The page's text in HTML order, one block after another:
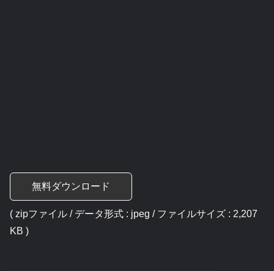
無料ダウンロード
( zipファイル / データ形式 : jpeg / ファイルサイズ : 2,207
KB )